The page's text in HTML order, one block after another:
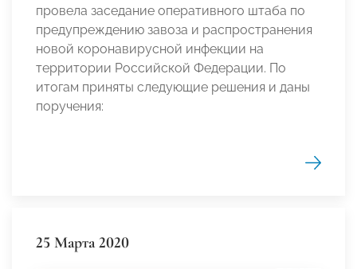
провела заседание оперативного штаба по
предупреждению завоза и распространения
новой коронавирусной инфекции на
территории Российской Федерации. По
итогам приняты следующие решения и даны
поручения:
25 Марта 2020